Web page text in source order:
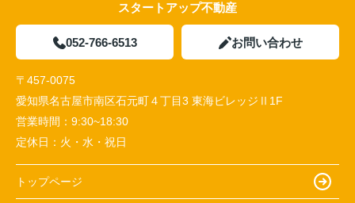
スタートアップ不動産
052-766-6513 お問い合わせ
〒457-0075
愛知県名古屋市南区石元町４丁目3 東海ビレッジⅡ1F
営業時間： 9:30~18:30
定休日： 火・水・祝日
トップページ